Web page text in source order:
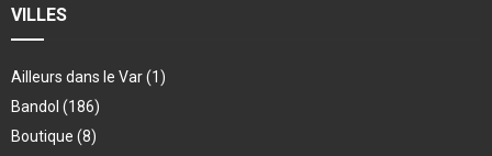
VILLES
Ailleurs dans le Var(1)
Bandol (186)
Boutique (8)